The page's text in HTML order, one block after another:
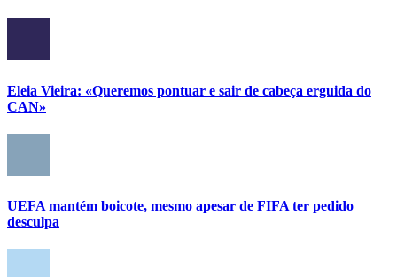
Eleia Vieira: «Queremos pontuar e sair de cabeça erguida do
CAN»
UEFA mantém boicote, mesmo apesar de FIFA ter pedido
desculpa